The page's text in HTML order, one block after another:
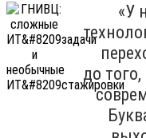
«У
до